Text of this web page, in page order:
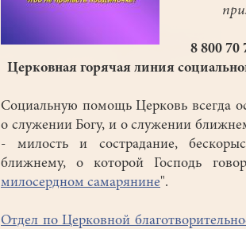
8 800 70
Церковная горячая линия
Социальную помощь Церковь всегда
о служении Богу, и о служении
- милость и сострадание,
ближнему, о которой Господь
милосердном самарянине".
Отдел по Церковной